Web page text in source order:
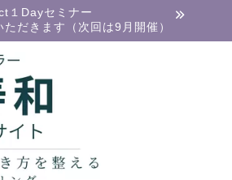
１Dayセミナー
だきます（次回は9月開催）